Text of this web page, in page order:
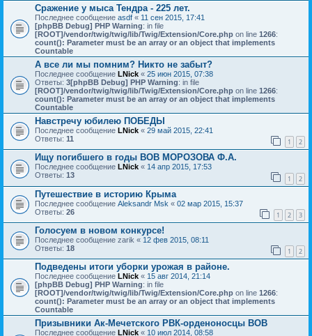
Сражение у мыса Тендра - 225 лет.
Последнее сообщение asdf « 11 сен 2015, 17:41
[phpBB Debug] PHP Warning: in file
[ROOT]/vendor/twig/twig/lib/Twig/Extension/Core.php on line 1266:
count(): Parameter must be an array or an object that implements
Countable
А все ли мы помним? Никто не забыт?
Последнее сообщение LNick « 25 июн 2015, 07:38
Ответы: 3[phpBB Debug] PHP Warning: in file
[ROOT]/vendor/twig/twig/lib/Twig/Extension/Core.php on line 1266:
count(): Parameter must be an array or an object that implements
Countable
Навстречу юбилею ПОБЕДЫ
Последнее сообщение LNick « 29 май 2015, 22:41
Ответы: 11 1 2
Ищу погибшего в годы ВОВ МОРОЗОВА Ф.А.
Последнее сообщение LNick « 14 апр 2015, 17:53
Ответы: 13 1 2
Путешествие в историю Крыма
Последнее сообщение Aleksandr Msk « 02 мар 2015, 15:37
Ответы: 26 1 2 3
Голосуем в новом конкурсе!
Последнее сообщение zarik « 12 фев 2015, 08:11
Ответы: 18 1 2
Подведены итоги уборки урожая в районе.
Последнее сообщение LNick « 15 авг 2014, 21:14
[phpBB Debug] PHP Warning: in file
[ROOT]/vendor/twig/twig/lib/Twig/Extension/Core.php on line 1266:
count(): Parameter must be an array or an object that implements
Countable
Призывники Ак-Мечетского РВК-орденоносцы ВОВ
Последнее сообщение LNick « 10 июл 2014, 08:58